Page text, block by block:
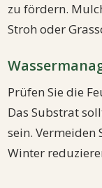
zu fördern.
Stroh oder
Prüfen Sie die
Das Substrat
sein. Vermeiden
Winter